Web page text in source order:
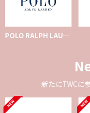
POLO RALPH LAUREN
新たにTWCに